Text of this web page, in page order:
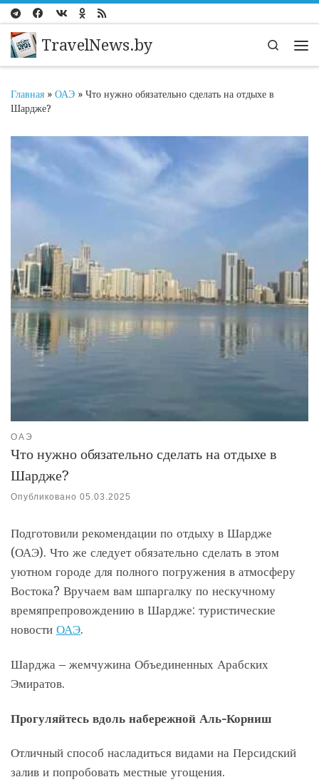
Перейти к содержимому
TravelNews.by
Search
Главная » ОАЭ » Что нужно обязательно сделать на отдыхе в
Шардже?
ОАЭ
Что нужно обязательно сделать на отдыхе в
Шардже?
Опубликовано 05.03.2025
Подготовили рекомендации по отдыху в Шардже
(ОАЭ). Что же следует обязательно сделать в этом
уютном городе для полного погружения в атмосферу
Востока? Вручаем вам шпаргалку по нескучному
времяпрепровождению в Шардже: туристические
новости ОАЭ.
Шарджа – жемчужина Объединенных Арабских
Эмиратов.
Прогуляйтесь вдоль набережной Аль-Корниш
Отличный способ насладиться видами на Персидский
залив и попробовать местные угощения.